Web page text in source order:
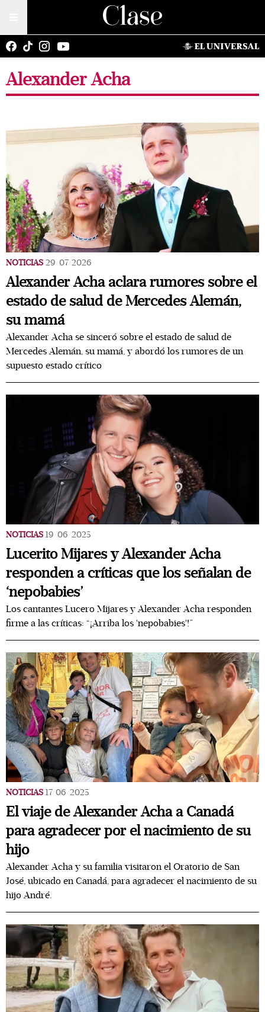
Alexander Acha
NOTICIAS 29/07/2026
Alexander Acha aclara rumores sobre el
estado de salud de Mercedes Alemán,
su mamá
Alexander Acha se sinceró sobre el estado de salud de
Mercedes Alemán, su mamá, y abordó los rumores de un
supuesto estado crítico
NOTICIAS 19/06/2025
Lucerito Mijares y Alexander Acha
responden a críticas que los señalan de
‘nepobabies’
Los cantantes Lucero Mijares y Alexander Acha responden
firme a las críticas: “¡Arriba los 'nepobabies'!”
NOTICIAS 17/06/2025
El viaje de Alexander Acha a Canadá
para agradecer por el nacimiento de su
hijo
Alexander Acha y su familia visitaron el Oratorio de San
José, ubicado en Canadá, para agradecer el nacimiento de su
hijo André.